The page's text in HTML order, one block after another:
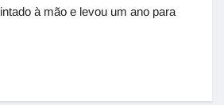
à mão e levou um ano para